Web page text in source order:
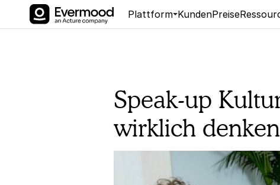
Plattform KundenPreise
Speak-up
wirklich denken